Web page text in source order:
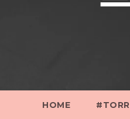
HOME